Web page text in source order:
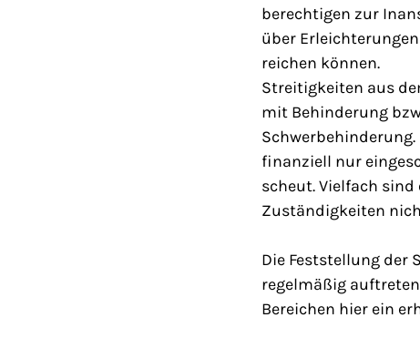
berechtigen zur
über
reichen können.
Streitigkeiten aus
mit Behinderung
finanziell nur
scheut. Vielfach
Zuständigkeiten
Die Feststellung der
regelmäßig
Bereichen hier ein